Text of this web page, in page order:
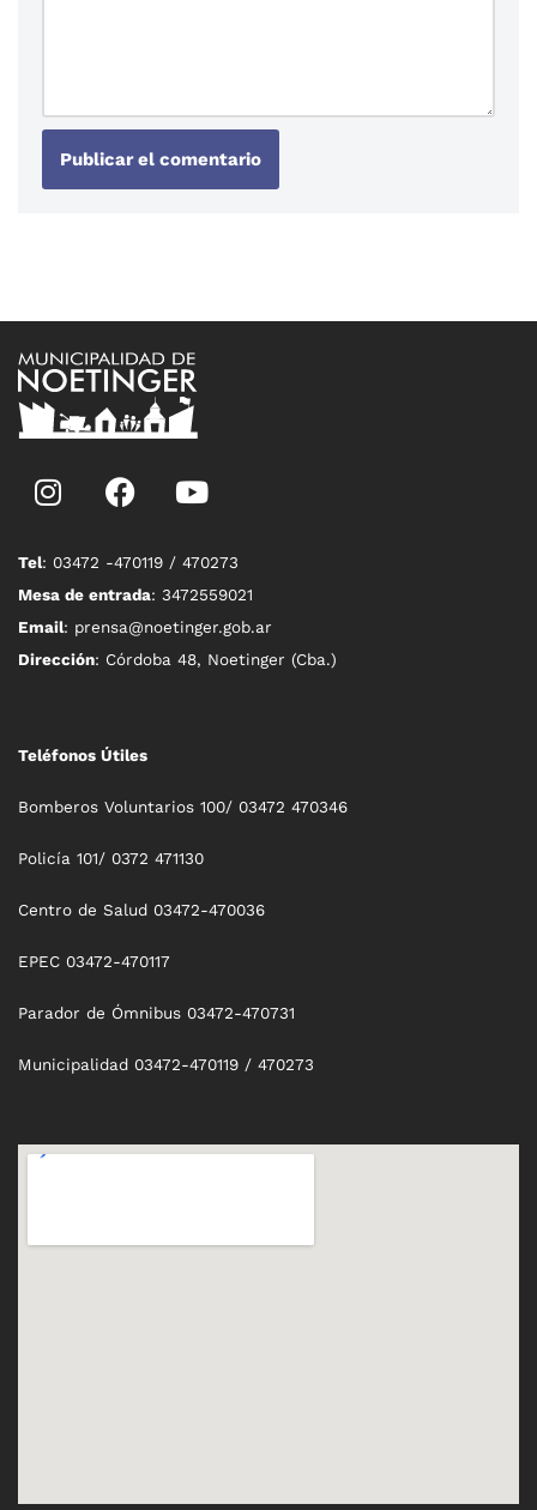
Tel: 03472 -470119 / 470273
Mesa de entrada: 3472559021
Email: prensa@noetinger.gob.ar
Dirección: Córdoba 48, Noetinger (Cba.)
Teléfonos Útiles
Bomberos Voluntarios 100/ 03472 470346
Policía 101/ 0372 471130
Centro de Salud 03472-470036
EPEC 03472-470117
Parador de Ómnibus 03472-470731
Municipalidad 03472-470119 / 470273